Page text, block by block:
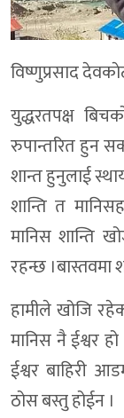
विष्णुप्रसाद
युद्धरतपक्ष
रुपान्तरित हुन
शान्त हुनुलाई
शान्ति त
मानिस शान्ति
रहन्छ ।बास्तवमा
हामीले खोजि
मानिस नै ईश्वर हो
ईश्वर बाहिरी
ठोस बस्तु होईन ।